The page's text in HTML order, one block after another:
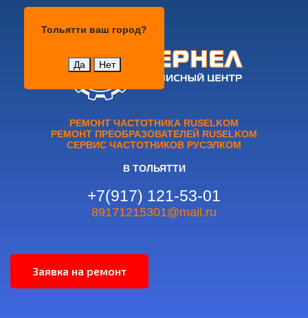
Тольятти ваш город?
Да Нет
РЕМОНТ ЧАСТОТНИКА RUSELKOM
РЕМОНТ ПРЕОБРАЗОВАТЕЛЕЙ RUSELKOM
СЕРВИС ЧАСТОТНИКОВ РУСЭЛКОМ
В ТОЛЬЯТТИ
+7(917) 121-53-01
89171215301@mail.ru